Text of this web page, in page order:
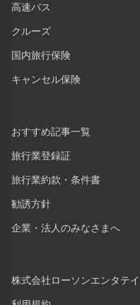
高速バス
クルーズ
国内旅行保険
キャンセル保険
おすすめ記事一覧
旅行業登録証
旅行業約款・条件書
勧誘方針
企業・法人のみなさまへ
株式会社ローソンエンタテ